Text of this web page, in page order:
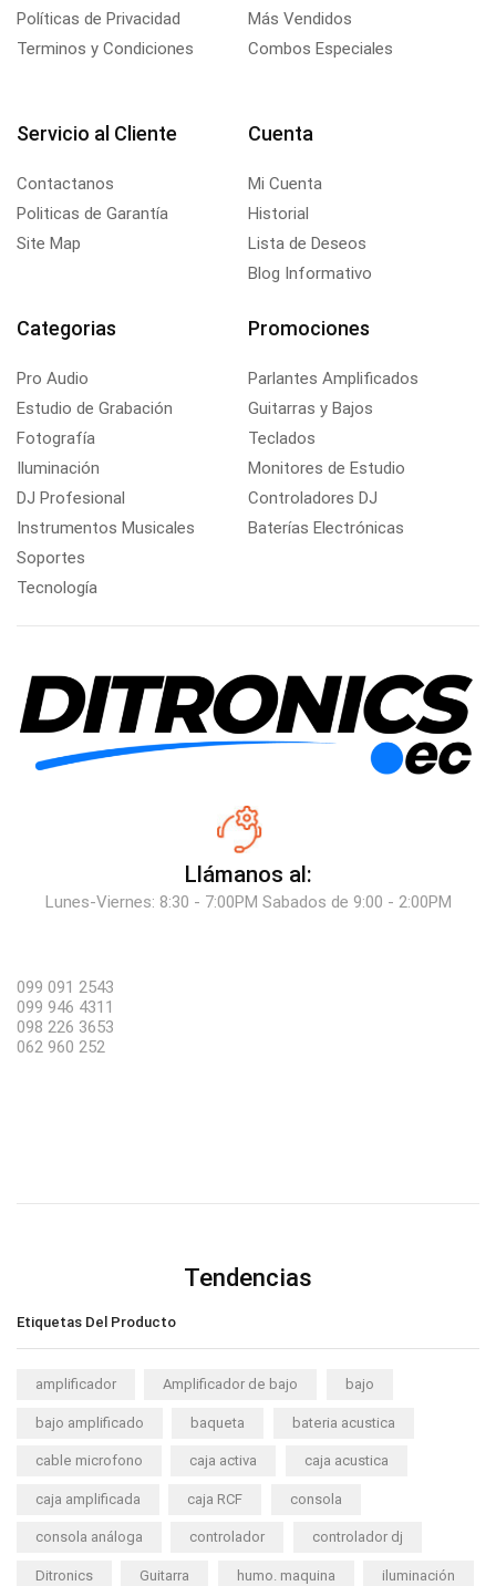
Políticas de Privacidad
Terminos y Condiciones
Más Vendidos
Combos Especiales
Servicio al Cliente
Contactanos
Politicas de Garantía
Site Map
Cuenta
Mi Cuenta
Historial
Lista de Deseos
Blog Informativo
Categorias
Pro Audio
Estudio de Grabación
Fotografía
Iluminación
DJ Profesional
Instrumentos Musicales
Soportes
Tecnología
Promociones
Parlantes Amplificados
Guitarras y Bajos
Teclados
Monitores de Estudio
Controladores DJ
Baterías Electrónicas
Llámanos al:
Lunes-Viernes: 8:30 - 7:00PM Sabados de 9:00 - 2:00PM
099 091 2543
099 946 4311
098 226 3653
062 960 252
Tendencias
Etiquetas Del Producto
amplificador Amplificador de bajo bajo
bajo amplificado baqueta bateria acustica
cable microfono caja activa caja acustica
caja amplificada caja RCF consola
consola análoga controlador controlador dj
Ditronics Guitarra humo. maquina iluminación